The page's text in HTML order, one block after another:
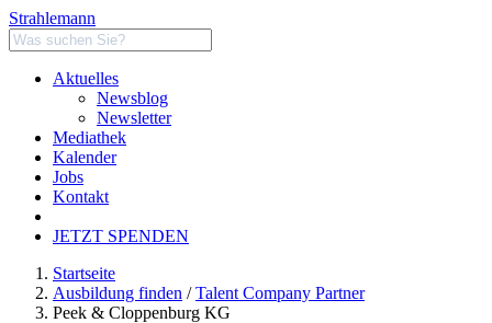
Strahlemann
Aktuelles
Newsblog
Newsletter
Mediathek
Kalender
Jobs
Kontakt
JETZT SPENDEN
Startseite
Ausbildung finden /Talent Company Partner
Peek & Cloppenburg KG